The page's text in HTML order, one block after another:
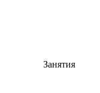
Занятия